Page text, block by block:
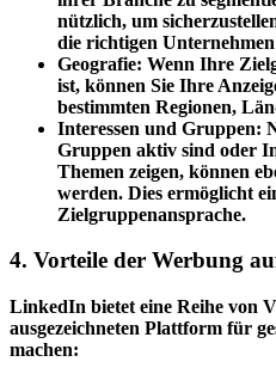
nützlich, um
die richtigen
Geografie: Wenn Ihre
ist, können Sie Ihre
bestimmten Regionen,
Interessen und Gruppen:
Gruppen aktiv sind oder
Themen zeigen, können
werden. Dies ermöglicht
Zielgruppenansprache.
4. Vorteile der Werbung
LinkedIn bietet eine Reihe von
ausgezeichneten Plattform für
machen: